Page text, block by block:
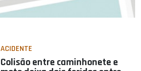
ACIDENTE
Colisão entre caminhonete e